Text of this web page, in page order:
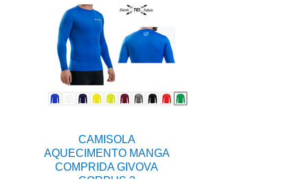
CAMISOLA
AQUECIMENTO MANGA
COMPRIDA GIVOVA
CORPUS 3